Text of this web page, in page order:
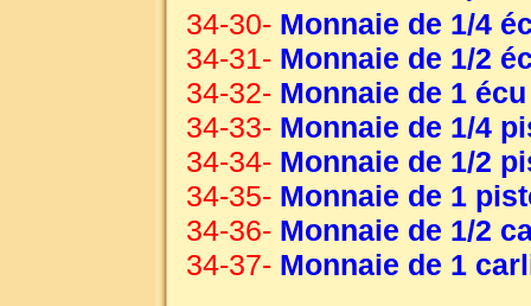
34-30- Monnaie de 1/4
34-31- Monnaie de 1/2
34-32- Monnaie de 1 écu
34-33- Monnaie de 1/4
34-34- Monnaie de 1/2
34-35- Monnaie de 1
34-36- Monnaie de 1/2
34-37- Monnaie de 1